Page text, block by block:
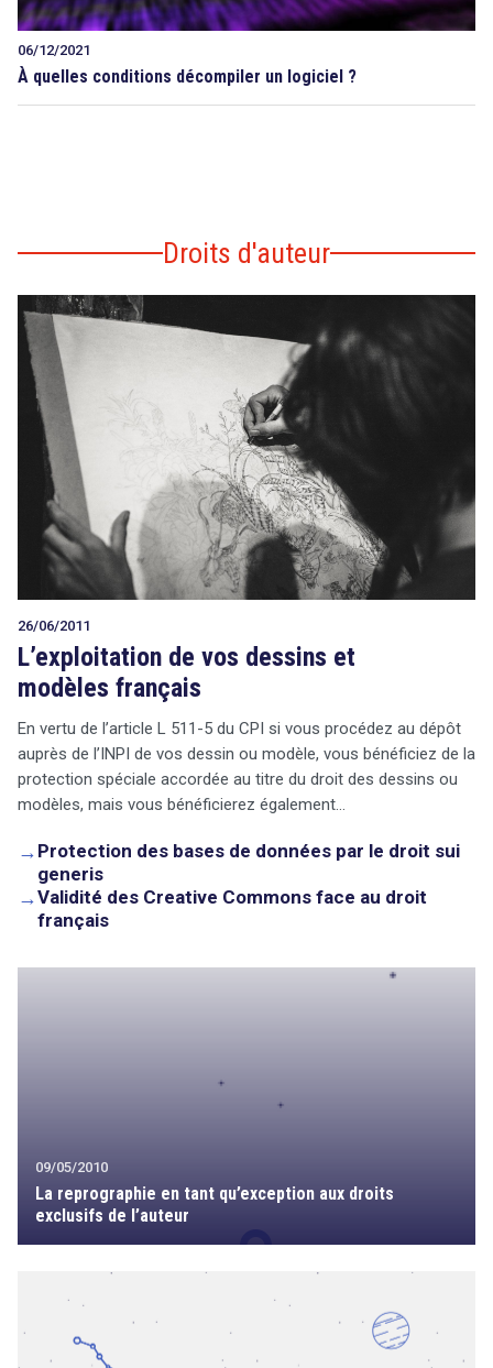
06/12/2021
À quelles conditions décompiler un logiciel ?
Droits d'auteur
26/06/2011
L’exploitation de vos dessins et
modèles français
En vertu de l’article L 511-5 du CPI si vous procédez au dépôt
auprès de l’INPI de vos dessin ou modèle, vous bénéficiez de la
protection spéciale accordée au titre du droit des dessins ou
modèles, mais vous bénéficierez également…
→ Protection des bases de données par le droit sui
generis
→Validité des Creative Commons face au droit
français
09/05/2010
La reprographie en tant qu’exception aux droits
exclusifs de l’auteur